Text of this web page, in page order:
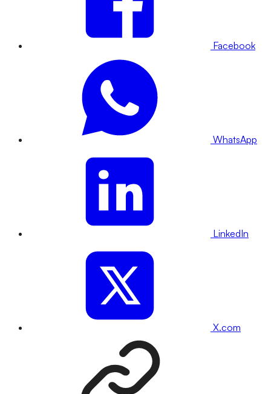
Facebook
WhatsApp
LinkedIn
X.com